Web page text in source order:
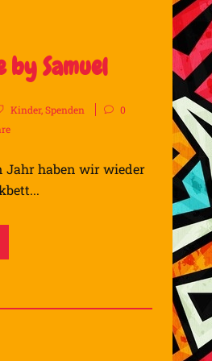
by Samuel
Kinder,Spenden
0
Jahr haben wir wieder